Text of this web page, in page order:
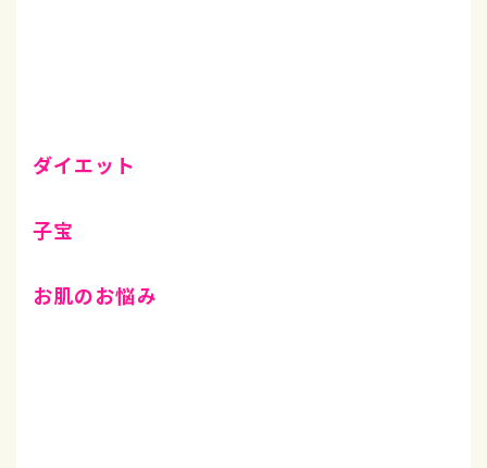
ダイエット
子宝
お肌のお悩み